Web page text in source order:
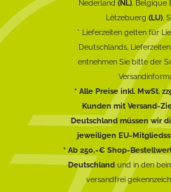
Nederland (NL), Belgique
Lëtzebuerg (LU),
* Lieferzeiten gelten für
Deutschlands,
entnehmen Sie bitte der
* Alle Preise inkl. MwSt.
Kunden mit Versand-
Deutschland müssen wir
jeweiligen EU-
* Ab 250,-€ Shop-
Deutschlandund in den
versandfrei